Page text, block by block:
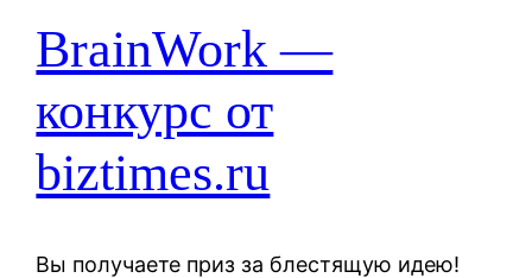
BrainWork —
конкурс от
biztimes.ru
Вы получаете приз за блестящую идею!